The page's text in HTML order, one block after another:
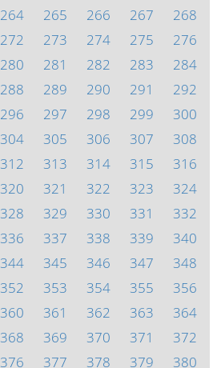
264 265 266 267
268
272 273 274 275
276
280 281 282 283
284
288 289 290 291
292
296 297 298 299
300
304 305 306 307
308
312 313 314 315
316
320 321 322 323
324
328 329 330 331
332
336 337 338 339
340
344 345 346 347
348
352 353 354 355
356
360 361 362 363
364
368 369 370 371
372
376 377 378 379 380